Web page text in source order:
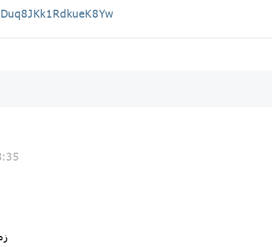
زمان